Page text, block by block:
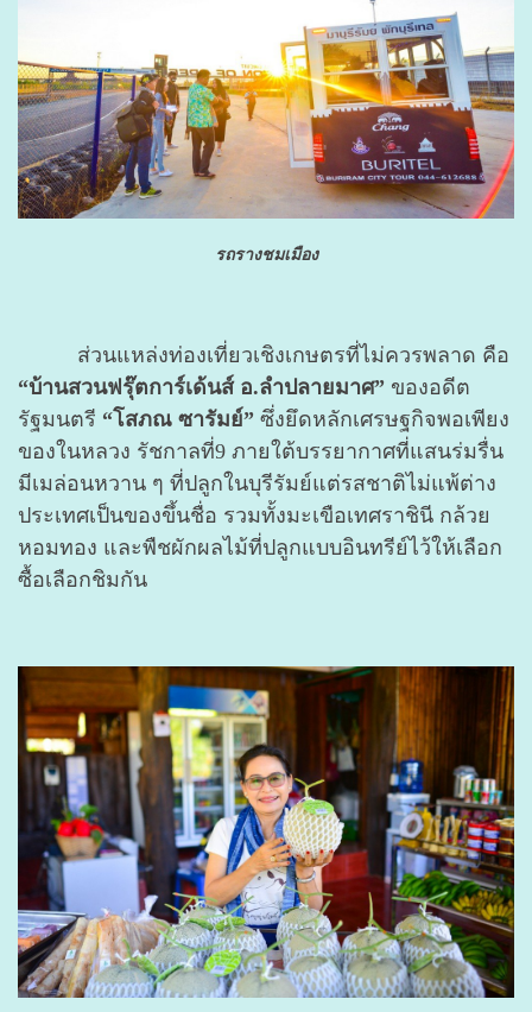
รถรางชมเมือง
ส่วนแหล่งท่องเที่ยวเชิงเกษตรที่ไม่ควรพลาด คือ
“บ้านสวนฟรุ๊ตการ์เด้นส์ อ.ลำปลายมาศ” ของอดีต
รัฐมนตรี “โสภณ ซารัมย์” ซึ่งยึดหลักเศรษฐกิจพอเพียง
ของในหลวง รัชกาลที่9 ภายใต้บรรยากาศที่แสนร่มรื่น
มีเมล่อนหวาน ๆ ที่ปลูกในบุรีรัมย์แต่รสชาติไม่แพ้ต่าง
ประเทศเป็นของขึ้นชื่อ รวมทั้งมะเขือเทศราชินี กล้วย
หอมทอง และพืชผักผลไม้ที่ปลูกแบบอินทรีย์ไว้ให้เลือก
ซื้อเลือกชิมกัน